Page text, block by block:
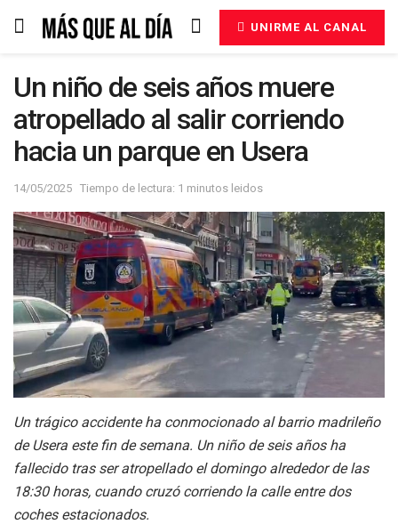
UNIRME AL CANAL
Un niño de seis años muere
atropellado al salir corriendo
hacia un parque en Usera
14/05/2025 Tiempo de lectura: 1 minutos leidos
Un trágico accidente ha conmocionado al barrio madrileño
de Usera este fin de semana. Un niño de seis años ha
fallecido tras ser atropellado el domingo alrededor de las
18:30 horas, cuando cruzó corriendo la calle entre dos
coches estacionados.